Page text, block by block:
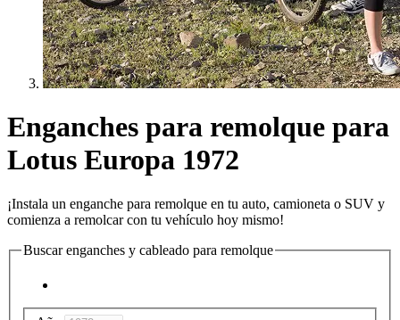
Enganches para remolque para
Lotus Europa 1972
¡Instala un enganche para remolque en tu auto, camioneta o SUV y
comienza a remolcar con tu vehículo hoy mismo!
Buscar enganches y cableado para remolque